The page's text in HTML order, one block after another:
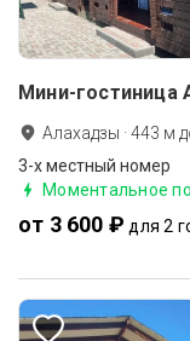
Мини-гостиница
Алахадзы ·443 м
3-х местный номер
Моментальное
от 3 600 ₽ для 2